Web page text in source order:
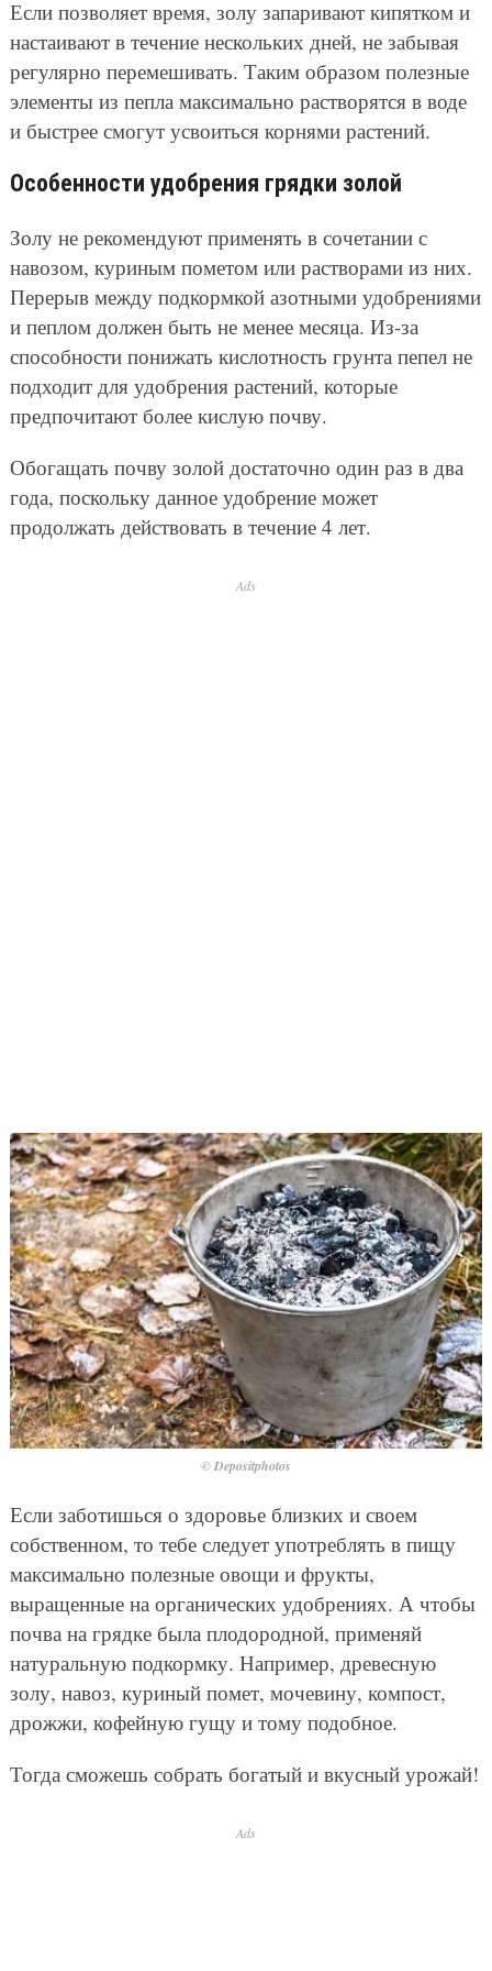
Если позволяет время, золу запаривают кипятком и
настаивают в течение нескольких дней, не забывая
регулярно перемешивать. Таким образом полезные
элементы из пепла максимально растворятся в воде
и быстрее смогут усвоиться корнями растений.
Особенности удобрения грядки золой
Золу не рекомендуют применять в сочетании с
навозом, куриным пометом или растворами из них.
Перерыв между подкормкой азотными удобрениями
и пеплом должен быть не менее месяца. Из-за
способности понижать кислотность грунта пепел не
подходит для удобрения растений, которые
предпочитают более кислую почву.
Обогащать почву золой достаточно один раз в два
года, поскольку данное удобрение может
продолжать действовать в течение 4 лет.
Ads
© Depositphotos
Если заботишься о здоровье близких и своем
собственном, то тебе следует употреблять в пищу
максимально полезные овощи и фрукты,
выращенные на органических удобрениях. А чтобы
почва на грядке была плодородной, применяй
натуральную подкормку. Например, древесную
золу, навоз, куриный помет, мочевину, компост,
дрожжи, кофейную гущу и тому подобное.
Тогда сможешь собрать богатый и вкусный урожай!
Ads